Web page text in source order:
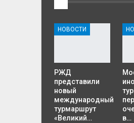
НОВОСТИ
РЖД
представили
новый
международный
турмаршрут
«Великий…
в…